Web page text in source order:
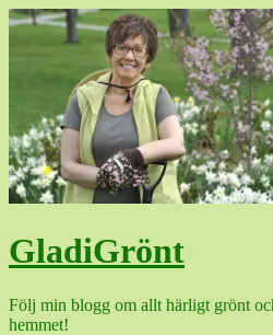
Hoppa
GladiGrönt
Följ min blogg om allt härligt grönt
hemmet!